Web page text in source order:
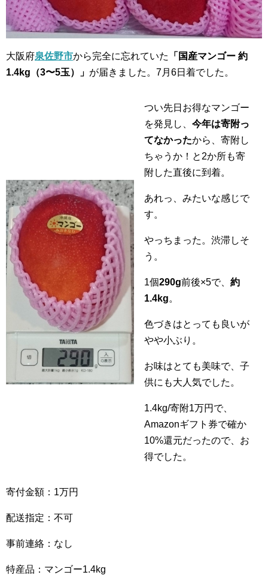
大阪府泉佐野市から完全に忘れていた
「国産マンゴー 約
1.4kg（3〜5玉）」 が届きました。7月6日着でした。
つい先日お得なマンゴー
を発見し、今年は寄附っ
てなかったから、寄附し
ちゃうか！と2か所も寄
附した直後に到着。
あれっ、みたいな感じで
す。
やっちまった。渋滞しそ
う。
1個290g前後×5で、約
1.4kg。
色づきはとっても良いが
やや小ぶり。
お味はとても美味で、子
供にも大人気でした。
1.4kg/寄附1万円で、
Amazonギフト券で確か
10%還元だったので、お
得でした。
寄付金額：1万円
配送指定：不可
事前連絡：なし
特産品：マンゴー1.4kg